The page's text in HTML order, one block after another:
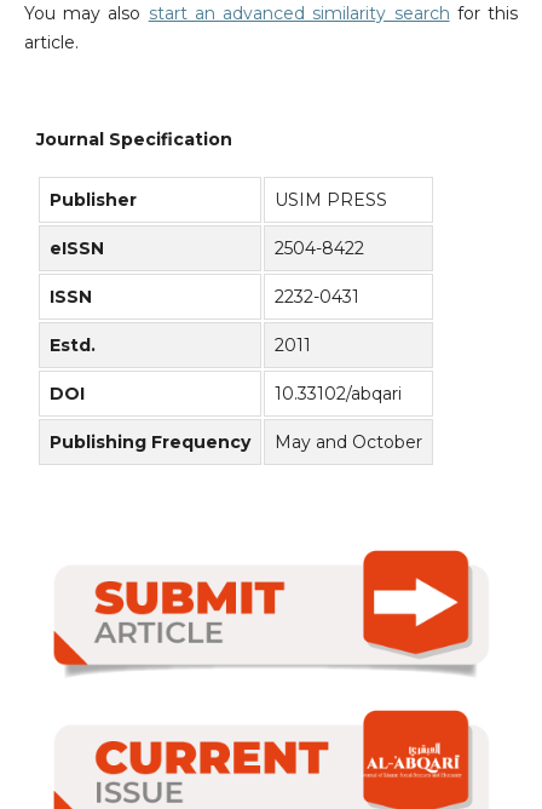
You may also start an advanced similarity search for this
article.
Journal Specification
Publisher USIM PRESS
eISSN 2504-8422
ISSN 2232-0431
Estd. 2011
DOI 10.33102/abqari
Publishing Frequency May and October